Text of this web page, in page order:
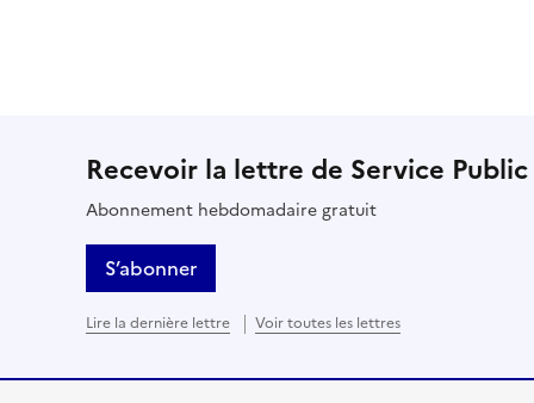
Recevoir la lettre de Service Public
Abonnement hebdomadaire gratuit
S’abonner
Lire la dernière lettre Voir toutes les lettres